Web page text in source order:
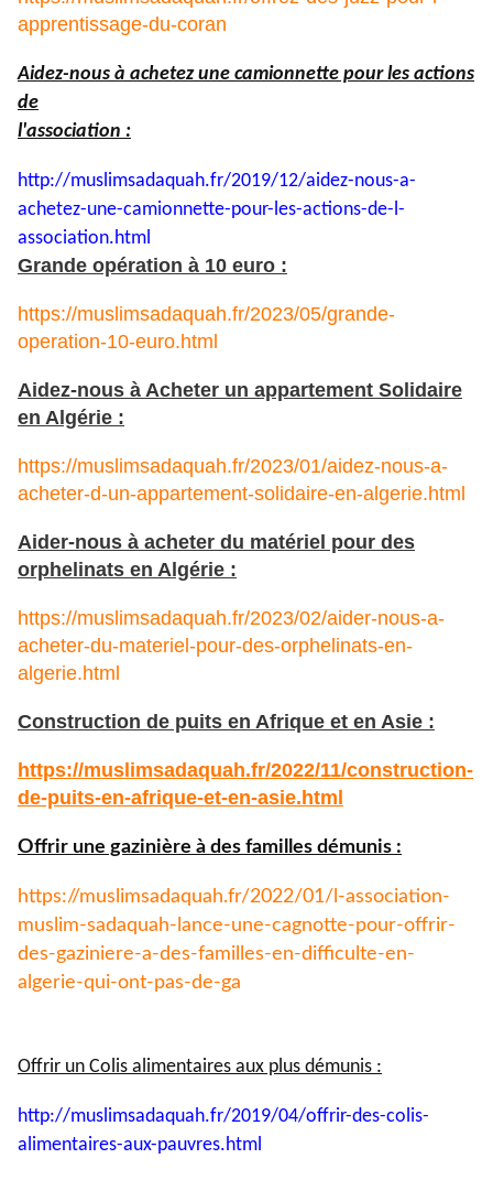
apprentissage-du-coran
Aidez-nous à achetez une camionnette pour les actions
de
l'association :
http://muslimsadaquah.fr/2019/12/aidez-nous-a-
achetez-une-camionnette-pour-les-actions-de-l-
association.html
Grande opération à 10 euro :
https://muslimsadaquah.fr/2023/05/grande-
operation-10-euro.html
Aidez-nous à Acheter un appartement Solidaire
en Algérie :
https://muslimsadaquah.fr/2023/01/aidez-nous-a-
acheter-d-un-appartement-solidaire-en-algerie.html
Aider-nous à acheter du matériel pour des
orphelinats en Algérie :
https://muslimsadaquah.fr/2023/02/aider-nous-a-
acheter-du-materiel-pour-des-orphelinats-en-
algerie.html
Construction de puits en Afrique et en Asie :
https://muslimsadaquah.fr/2022/11/construction-
de-puits-en-afrique-et-en-asie.html
Offrir une gazinière à des familles démunis :
https://muslimsadaquah.fr/2022/01/l-association-
muslim-sadaquah-lance-une-cagnotte-pour-offrir-
des-gaziniere-a-des-familles-en-difficulte-en-
algerie-qui-ont-pas-de-ga
Offrir un Colis alimentaires aux plus démunis :
http://muslimsadaquah.fr/2019/04/offrir-des-colis-
alimentaires-aux-pauvres.html